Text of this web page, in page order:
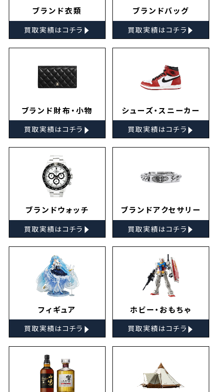
ブランド衣類
買取実績はコチラ ▸
ブランドバッグ
買取実績はコチラ ▸
ブランド財布・小物
買取実績はコチラ ▸
シューズ・スニーカー
買取実績はコチラ ▸
ブランドウォッチ
買取実績はコチラ ▸
ブランドアクセサリー
買取実績はコチラ ▸
フィギュア
買取実績はコチラ ▸
ホビー・おもちゃ
買取実績はコチラ ▸